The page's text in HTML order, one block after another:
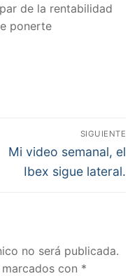
de la rentabilidad
ponerte
SIGUIENTE
Entrada
siguiente:
Mi video semanal, el
Ibex sigue lateral.
no será publicada.
con *